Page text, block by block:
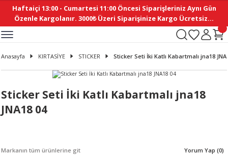
Haftaiçi 13:00 - Cumartesi 11:00 Öncesi Siparişleriniz Aynı Gün
Özenle Kargolanır. 3000₺ Üzeri Siparişinize Kargo Ücretsiz...
Geri Dön
Geri Dön
Geri Dön
Geri Dön
Geri Dön
Geri Dön
Geri Dön
Geri Dön
Geri Dön
Geri Dön
Geri Dön
Geri Dön
Geri Dön
Geri Dön
Geri Dön
AKSESUAR
Geri Dön
DERGİ
Geri Dön
Geri Dön
Geri Dön
Geri Dön
Geri Dön
Anasayfa KIRTASİYE STICKER Sticker Seti İki Katlı Kabartmalı jna18
Sticker Seti İki Katlı Kabartmalı jna18
JNA18 04
Markanın tüm ürünlerine git Yorum Yap (0)